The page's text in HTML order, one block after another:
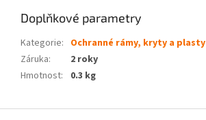
Doplňkové parametry
Kategorie: Ochranné rámy, kryty a plasty
Záruka:
2 roky
Hmotnost: 0.3 kg